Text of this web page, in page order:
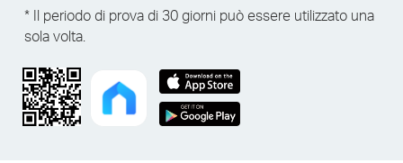
* Il periodo di prova di 30 giorni può essere utilizzato una
sola volta.